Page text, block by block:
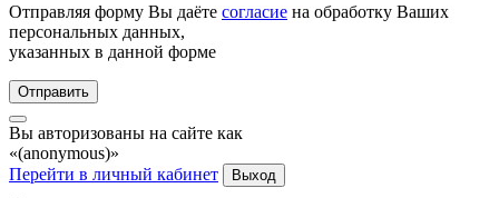
Отправляя форму Вы даёте согласие на обработку Ваших
персональных данных,
указанных в данной форме
Отправить
Вы авторизованы на сайте как
«(anonymous)»
Перейти в личный кабинет
Выход